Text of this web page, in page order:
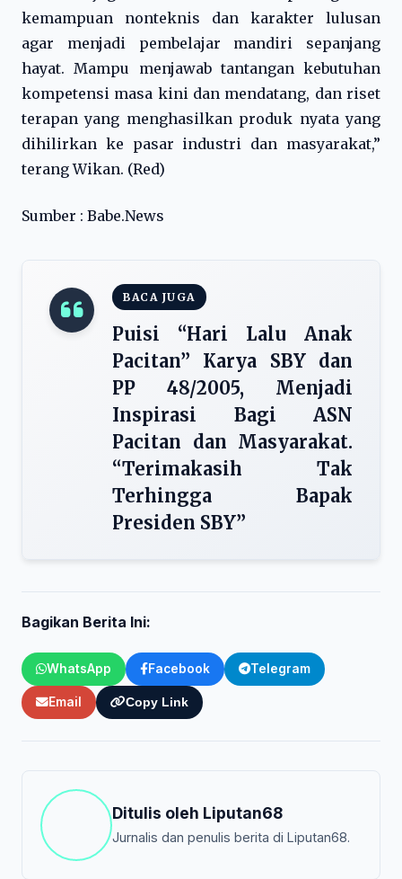
kemampuan nonteknis dan karakter lulusan
agar menjadi pembelajar mandiri sepanjang
hayat. Mampu menjawab tantangan kebutuhan
kompetensi masa kini dan mendatang, dan riset
terapan yang menghasilkan produk nyata yang
dihilirkan ke pasar industri dan masyarakat,”
terang Wikan. (Red)
Sumber : Babe.News
BACA JUGA
Puisi “Hari Lalu Anak
Pacitan” Karya SBY dan
PP 48/2005, Menjadi
Inspirasi Bagi ASN
Pacitan dan Masyarakat.
“Terimakasih Tak
Terhingga Bapak
Presiden SBY”
Bagikan Berita Ini:
WhatsApp Facebook Telegram
Email Copy Link
Ditulis oleh Liputan68
Jurnalis dan penulis berita di Liputan68.